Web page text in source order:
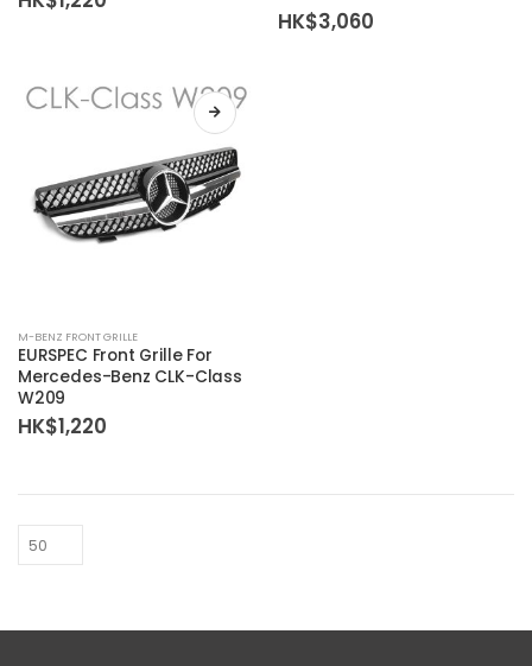
HK$3,060
M-BENZ FRONT GRILLE
EURSPEC Front Grille For
Mercedes-Benz CLK-Class
W209
HK$1,220